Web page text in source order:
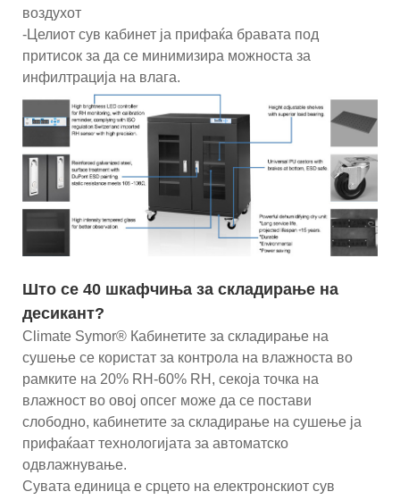
воздухот
-Целиот сув кабинет ја прифаќа бравата под
притисок за да се минимизира можноста за
инфилтрација на влага.
Што се 40 шкафчиња за складирање на
десикант?
Climate Symor® Кабинетите за складирање на
сушење се користат за контрола на влажноста во
рамките на 20% RH-60% RH, секоја точка на
влажност во овој опсег може да се постави
слободно, кабинетите за складирање на сушење ја
прифаќаат технологијата за автоматско
одвлажнување.
Сувата единица е срцето на електронскиот сув